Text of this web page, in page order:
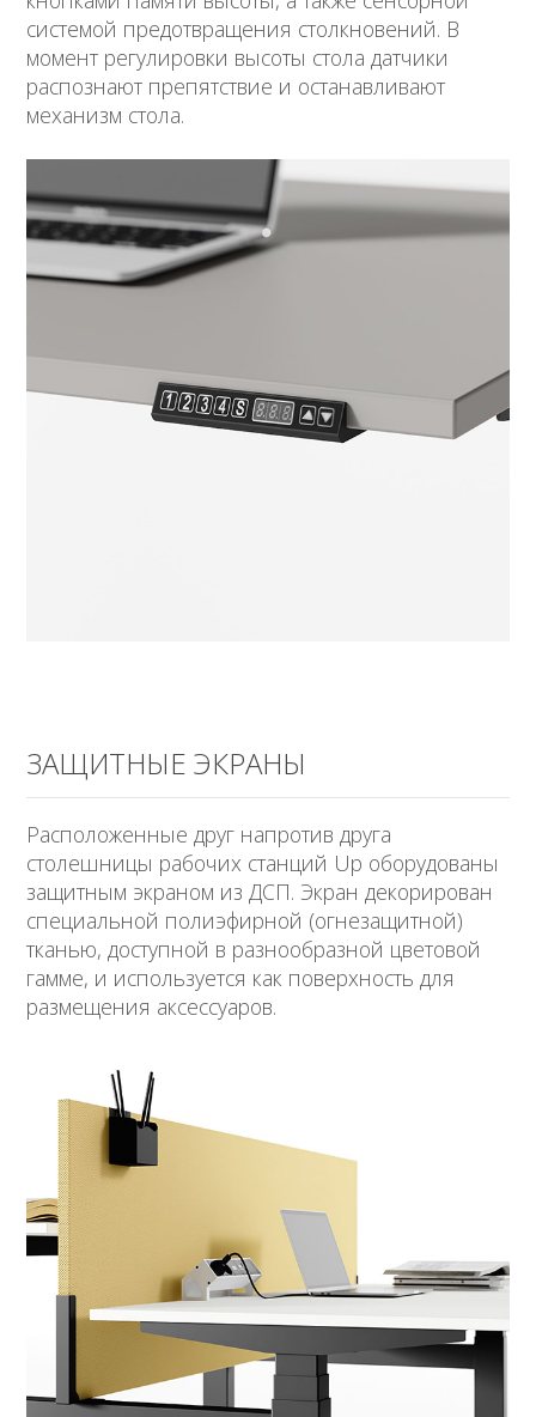
системой предотвращения столкновений. В
момент регулировки высоты стола датчики
распознают препятствие и останавливают
механизм стола.
ЗАЩИТНЫЕ ЭКРАНЫ
Расположенные друг напротив друга
столешницы рабочих станций Up оборудованы
защитным экраном из ДСП. Экран декорирован
специальной полиэфирной (огнезащитной)
тканью, доступной в разнообразной цветовой
гамме, и используется как поверхность для
размещения аксессуаров.